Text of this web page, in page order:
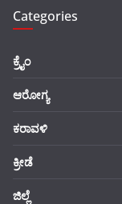
Categories
ಕ್ರೈಂ
ಆರೋಗ್ಯ
ಕರಾವಳಿ
ಕ್ರೀಡೆ
ಜಿಲ್ಲೆ